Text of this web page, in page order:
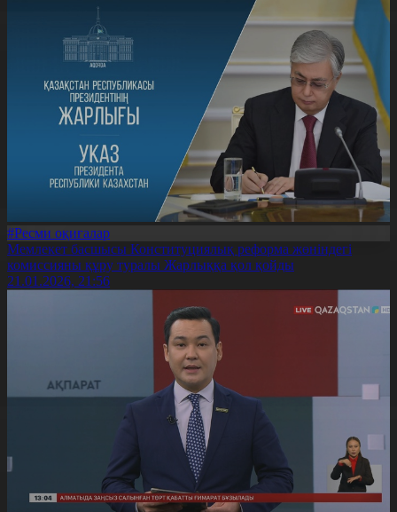
#Ресми оқиғалар
Мемлекет басшысы Конституциялық реформа жөніндегі
комиссияны құру туралы Жарлыққа қол қойды
21.01.2026, 21:56